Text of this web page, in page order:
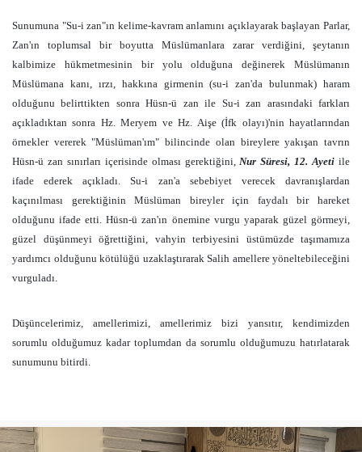
Sunumuna "Su-i zan"ın kelime-kavram anlamını açıklayarak başlayan Parlar,
Zan'ın toplumsal bir boyutta Müslümanlara zarar verdiğini, şeytanın
kalbimize hükmetmesinin bir yolu olduğuna değinerek Müslümanın
Müslümana kanı, ırzı, hakkına girmenin (su-i zan'da bulunmak) haram
olduğunu belirttikten sonra Hüsn-ü zan ile Su-i zan arasındaki farkları
açıkladıktan sonra Hz. Meryem ve Hz. Aişe (İfk olayı)'nin hayatlarından
örnekler vererek "Müslüman'ım" bilincinde olan bireylere yakışan tavrın
Hüsn-ü zan sınırları içerisinde olması gerektiğini,Nur Süresi, 12. Ayeti ile
ifade ederek açıkladı. Su-i zan'a sebebiyet verecek davranışlardan
kaçınılması gerektiğinin Müslüman bireyler için faydalı bir hareket
olduğunu ifade etti. Hüsn-ü zan'ın önemine vurgu yaparak güzel görmeyi,
güzel düşünmeyi öğrettiğini, vahyin terbiyesini üstümüzde taşımamıza
yardımcı olduğunu kötülüğü uzaklaştırarak Salih amellere yöneltebileceğini
vurguladı.
Düşüncelerimiz, amellerimizi, amellerimiz bizi yansıtır, kendimizden
sorumlu olduğumuz kadar toplumdan da sorumlu olduğumuzu hatırlatarak
sunumunu bitirdi.